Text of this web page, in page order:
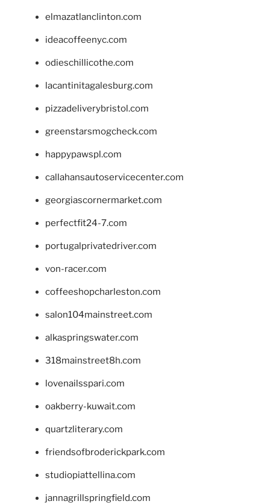
elmazatlanclinton.com
ideacoffeenyc.com
odieschillicothe.com
lacantinitagalesburg.com
pizzadeliverybristol.com
greenstarsmogcheck.com
happypawspl.com
callahansautoservicecenter.com
georgiascornermarket.com
perfectfit24-7.com
portugalprivatedriver.com
von-racer.com
coffeeshopcharleston.com
salon104mainstreet.com
alkaspringswater.com
318mainstreet8h.com
lovenailsspari.com
oakberry-kuwait.com
quartzliterary.com
friendsofbroderickpark.com
studiopiattellina.com
jannagrillspringfield.com